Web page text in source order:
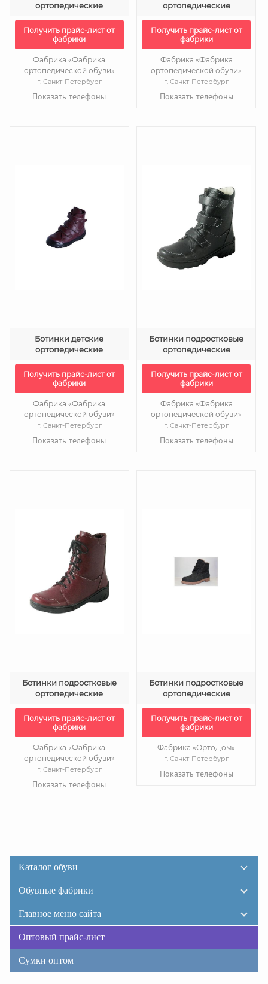
ортопедические
Получить прайс-лист от
фабрики
Фабрика «Фабрика
ортопедической обуви»
г. Санкт-Петербург
Показать телефоны
ортопедические
Получить прайс-лист от
фабрики
Фабрика «Фабрика
ортопедической обуви»
г. Санкт-Петербург
Показать телефоны
Ботинки детские
ортопедические
Получить прайс-лист от
фабрики
Фабрика «Фабрика
ортопедической обуви»
г. Санкт-Петербург
Показать телефоны
Ботинки подростковые
ортопедические
Получить прайс-лист от
фабрики
Фабрика «Фабрика
ортопедической обуви»
г. Санкт-Петербург
Показать телефоны
Ботинки подростковые
ортопедические
Получить прайс-лист от
фабрики
Фабрика «Фабрика
ортопедической обуви»
г. Санкт-Петербург
Показать телефоны
Ботинки подростковые
ортопедические
Получить прайс-лист от
фабрики
Фабрика «ОртоДом»
г. Санкт-Петербург
Показать телефоны
Каталог обуви
Обувные фабрики
Главное меню сайта
Оптовый прайс-лист
Сумки оптом